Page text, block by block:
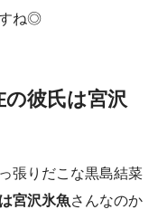
すね◎
彼氏は宮沢
張りだこな黒島結菜
宮沢氷魚さんなのか